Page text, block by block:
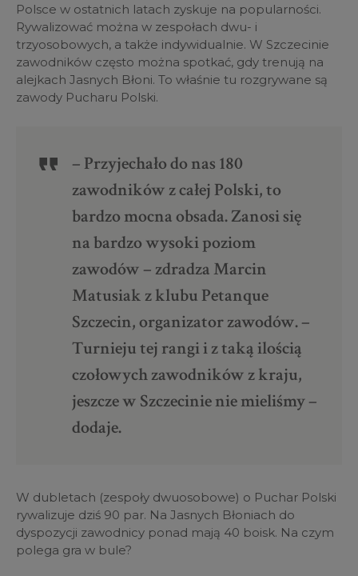
Polsce w ostatnich latach zyskuje na popularności.
Rywalizować można w zespołach dwu- i
trzyosobowych, a także indywidualnie. W Szczecinie
zawodników często można spotkać, gdy trenują na
alejkach Jasnych Błoni. To właśnie tu rozgrywane są
zawody Pucharu Polski.
– Przyjechało do nas 180
zawodników z całej Polski, to
bardzo mocna obsada. Zanosi się
na bardzo wysoki poziom
zawodów – zdradza Marcin
Matusiak z klubu Petanque
Szczecin, organizator zawodów. –
Turnieju tej rangi i z taką ilością
czołowych zawodników z kraju,
jeszcze w Szczecinie nie mieliśmy –
dodaje.
W dubletach (zespoły dwuosobowe) o Puchar Polski
rywalizuje dziś 90 par. Na Jasnych Błoniach do
dyspozycji zawodnicy ponad mają 40 boisk. Na czym
polega gra w bule?